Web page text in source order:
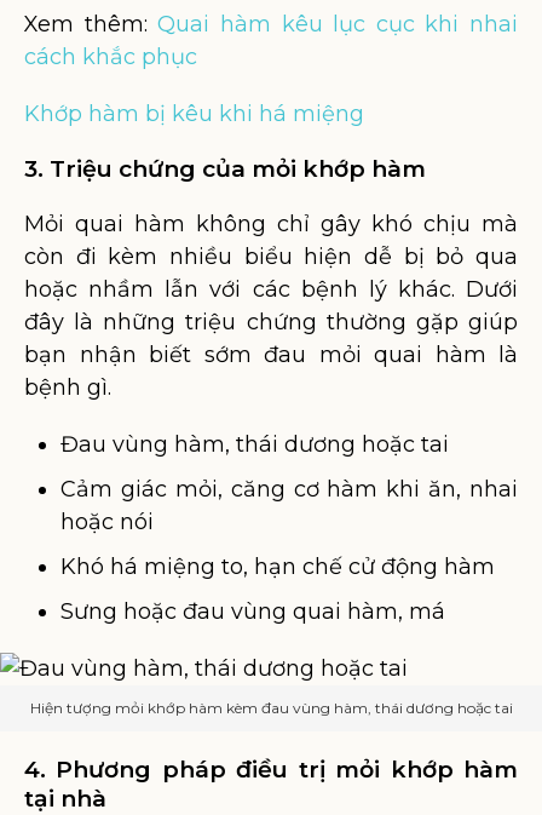
Xem thêm:Quai hàm kêu lục cục khi nhai
cách khắc phục
Khớp hàm bị kêu khi há miệng
3. Triệu chứng của mỏi khớp hàm
Mỏi quai hàm không chỉ gây khó chịu mà
còn đi kèm nhiều biểu hiện dễ bị bỏ qua
hoặc nhầm lẫn với các bệnh lý khác. Dưới
đây là những triệu chứng thường gặp giúp
bạn nhận biết sớm đau mỏi quai hàm là
bệnh gì.
Đau vùng hàm, thái dương hoặc tai
Cảm giác mỏi, căng cơ hàm khi ăn, nhai
hoặc nói
Khó há miệng to, hạn chế cử động hàm
Sưng hoặc đau vùng quai hàm, má
Hiện tượng mỏi khớp hàm kèm đau vùng hàm, thái dương hoặc tai
4. Phương pháp điều trị mỏi khớp hàm
tại nhà